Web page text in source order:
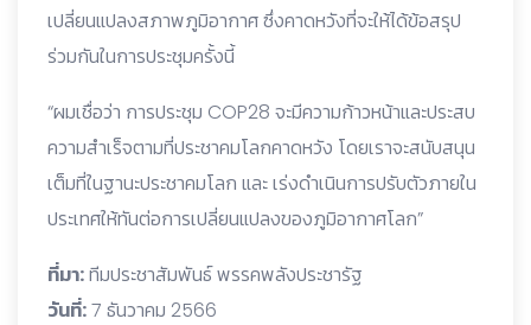
เปลี่ยนแปลงสภาพภูมิอากาศ ซึ่งคาดหวังที่จะให้ได้ข้อสรุป
ร่วมกันในการประชุมครั้งนี้
“ผมเชื่อว่า การประชุม COP28 จะมีความก้าวหน้าและประสบ
ความสำเร็จตามที่ประชาคมโลกคาดหวัง โดยเราจะสนับสนุน
เต็มที่ในฐานะประชาคมโลก และ เร่งดำเนินการปรับตัวภายใน
ประเทศให้ทันต่อการเปลี่ยนแปลงของภูมิอากาศโลก”
ที่มา:ทีมประชาสัมพันธ์ พรรคพลังประชารัฐ
วันที่:7 ธันวาคม 2566